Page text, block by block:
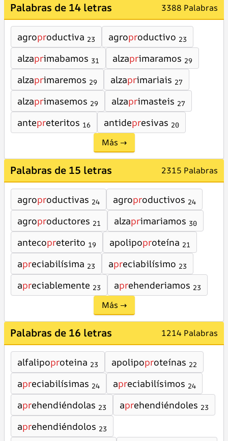
Palabras de 14 letras 3388 Palabras
agroproductiva 23 agroproductivo 23
alzaprimabamos 31 alzaprimaramos 29
alzaprimaremos 29 alzaprimariais 27
alzaprimasemos 29 alzaprimasteis 27
antepreteritos 16 antidepresivas 20
Más →
Palabras de 15 letras 2315 Palabras
agroproductivas 24 agroproductivos 24
agroproductores 21 alzaprimariamos 30
antecopreterito 19 apolipoproteína 21
apreciabilísima 23 apreciabilísimo 23
apreciablemente 23 aprehenderiamos 23
Más →
Palabras de 16 letras 1214 Palabras
alfalipoproteina 23 apolipoproteínas 22
apreciabilísimas 24 apreciabilísimos 24
aprehendiéndolas 23 aprehendiéndoles 23
aprehendiéndolos 23